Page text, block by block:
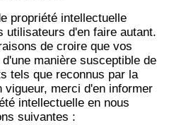
propriété intellectuelle
utilisateurs d'en faire autant.
de croire que vos
manière susceptible de
tels que reconnus par la
vigueur, merci d'en informer
intellectuelle en nous
suivantes :